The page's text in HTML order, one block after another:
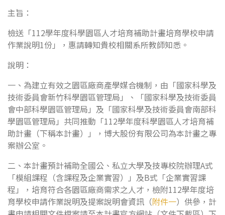
主旨：
檢送「112學年度科學園區人才培育補助計畫培育學校申請
作業說明1份」，惠請轉知貴校相關系所教師知悉。
說明：
一、為建立有效之園區廠商產學媒合機制，由「國家科學及
技術委員會新竹科學園區管理局」、「國家科學及技術委員
會中部科學園區管理局」及「國家科學及技術委員會南部科
學園區管理局」共同推動「112學年度科學園區人才培育補
助計畫（下稱本計畫）」，博大股份有限公司為本計畫之專
案辦公室。
二、本計畫預計補助全國公、私立大學及技專校院辦理A式
「模組課程（含課程及企業實習）」及B式「企業實習課
程」，培育符合各園區廠商需求之人才，檢附112學年度培
育學校申請作業說明及提案說明會資訊（附件一）供參，計